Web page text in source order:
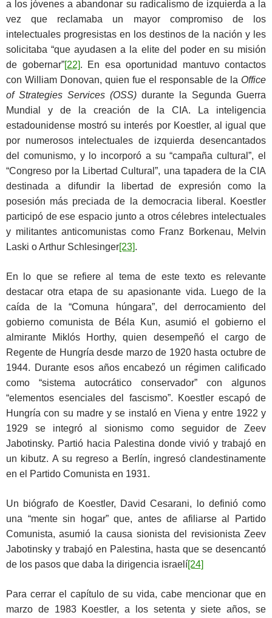
a los jóvenes a abandonar su radicalismo de izquierda a la
vez que reclamaba un mayor compromiso de los
intelectuales progresistas en los destinos de la nación y les
solicitaba “que ayudasen a la elite del poder en su misión
de gobernar”[22]. En esa oportunidad mantuvo contactos
con William Donovan, quien fue el responsable de la Office
of Strategies Services (OSS) durante la Segunda Guerra
Mundial y de la creación de la CIA. La inteligencia
estadounidense mostró su interés por Koestler, al igual que
por numerosos intelectuales de izquierda desencantados
del comunismo, y lo incorporó a su “campaña cultural”, el
“Congreso por la Libertad Cultural”, una tapadera de la CIA
destinada a difundir la libertad de expresión como la
posesión más preciada de la democracia liberal. Koestler
participó de ese espacio junto a otros célebres intelectuales
y militantes anticomunistas como Franz Borkenau, Melvin
Laski o Arthur Schlesinger[23].
En lo que se refiere al tema de este texto es relevante
destacar otra etapa de su apasionante vida. Luego de la
caída de la “Comuna húngara”, del derrocamiento del
gobierno comunista de Béla Kun, asumió el gobierno el
almirante Miklós Horthy, quien desempeñó el cargo de
Regente de Hungría desde marzo de 1920 hasta octubre de
1944. Durante esos años encabezó un régimen calificado
como “sistema autocrático conservador” con algunos
“elementos esenciales del fascismo”. Koestler escapó de
Hungría con su madre y se instaló en Viena y entre 1922 y
1929 se integró al sionismo como seguidor de Zeev
Jabotinsky. Partió hacia Palestina donde vivió y trabajó en
un kibutz. A su regreso a Berlín, ingresó clandestinamente
en el Partido Comunista en 1931.
Un biógrafo de Koestler, David Cesarani, lo definió como
una “mente sin hogar” que, antes de afiliarse al Partido
Comunista, asumió la causa sionista del revisionista Zeev
Jabotinsky y trabajó en Palestina, hasta que se desencantó
de los pasos que daba la dirigencia israelí[24]
Para cerrar el capítulo de su vida, cabe mencionar que en
marzo de 1983 Koestler, a los setenta y siete años, se